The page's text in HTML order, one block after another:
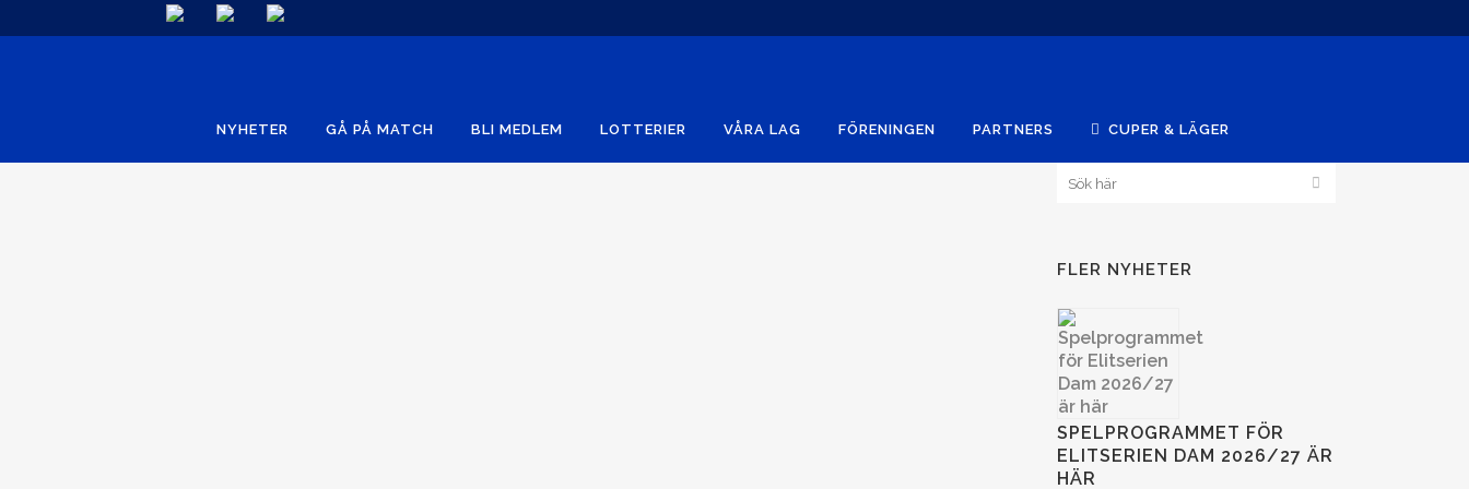
NYHETER GÅ PÅ MATCH BLI MEDLEM LOTTERIER VÅRA LAG FÖRENINGEN PARTNERS CUPER & LÄGER
FLER NYHETER
SPELPROGRAMMET FÖR
ELITSERIEN DAM 2026/27 ÄR
HÄR